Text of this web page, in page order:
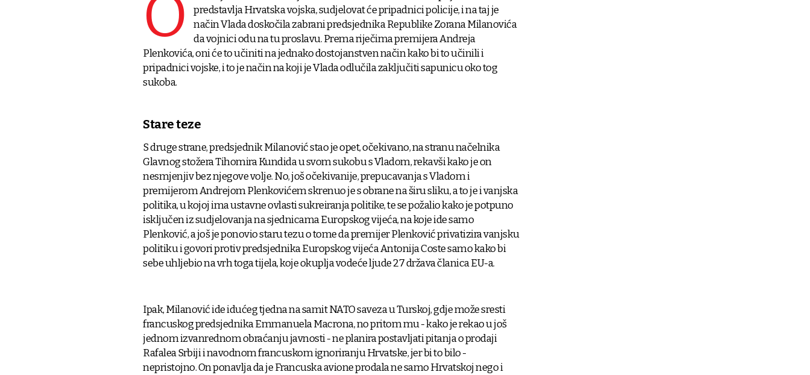
O
predstavlja Hrvatska vojska, sudjelovat će pripadnici policije, i na taj je
način Vlada doskočila zabrani predsjednika Republike Zorana Milanovića
da vojnici odu na tu proslavu. Prema riječima premijera Andreja
Plenkovića, oni će to učiniti na jednako dostojanstven način kako bi to učinili i
pripadnici vojske, i to je način na koji je Vlada odlučila zaključiti sapunicu oko tog
sukoba.
Stare teze
S druge strane, predsjednik Milanović stao je opet, očekivano, na stranu načelnika
Glavnog stožera Tihomira Kundida u svom sukobu s Vladom, rekavši kako je on
nesmjenjiv bez njegove volje. No, još očekivanije, prepucavanja s Vladom i
premijerom Andrejom Plenkovićem skrenuo je s obrane na širu sliku, a to je i vanjska
politika, u kojoj ima ustavne ovlasti sukreiranja politike, te se požalio kako je potpuno
isključen iz sudjelovanja na sjednicama Europskog vijeća, na koje ide samo
Plenković, a još je ponovio staru tezu o tome da premijer Plenković privatizira vanjsku
politiku i govori protiv predsjednika Europskog vijeća Antonija Coste samo kako bi
sebe uhljebio na vrh toga tijela, koje okuplja vodeće ljude 27 država članica EU-a.
Ipak, Milanović ide idućeg tjedna na samit NATO saveza u Turskoj, gdje može sresti
francuskog predsjednika Emmanuela Macrona, no pritom mu - kako je rekao u još
jednom izvanrednom obraćanju javnosti - ne planira postavljati pitanja o prodaji
Rafalea Srbiji i navodnom francuskom ignoriranju Hrvatske, jer bi to bilo -
nepristojno. On ponavlja da je Francuska avione prodala ne samo Hrvatskoj nego i